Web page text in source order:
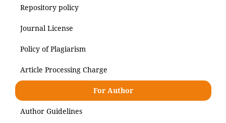
Repository policy
Journal License
Policy of Plagiarism
Article Processing Charge
For Author
Author Guidelines